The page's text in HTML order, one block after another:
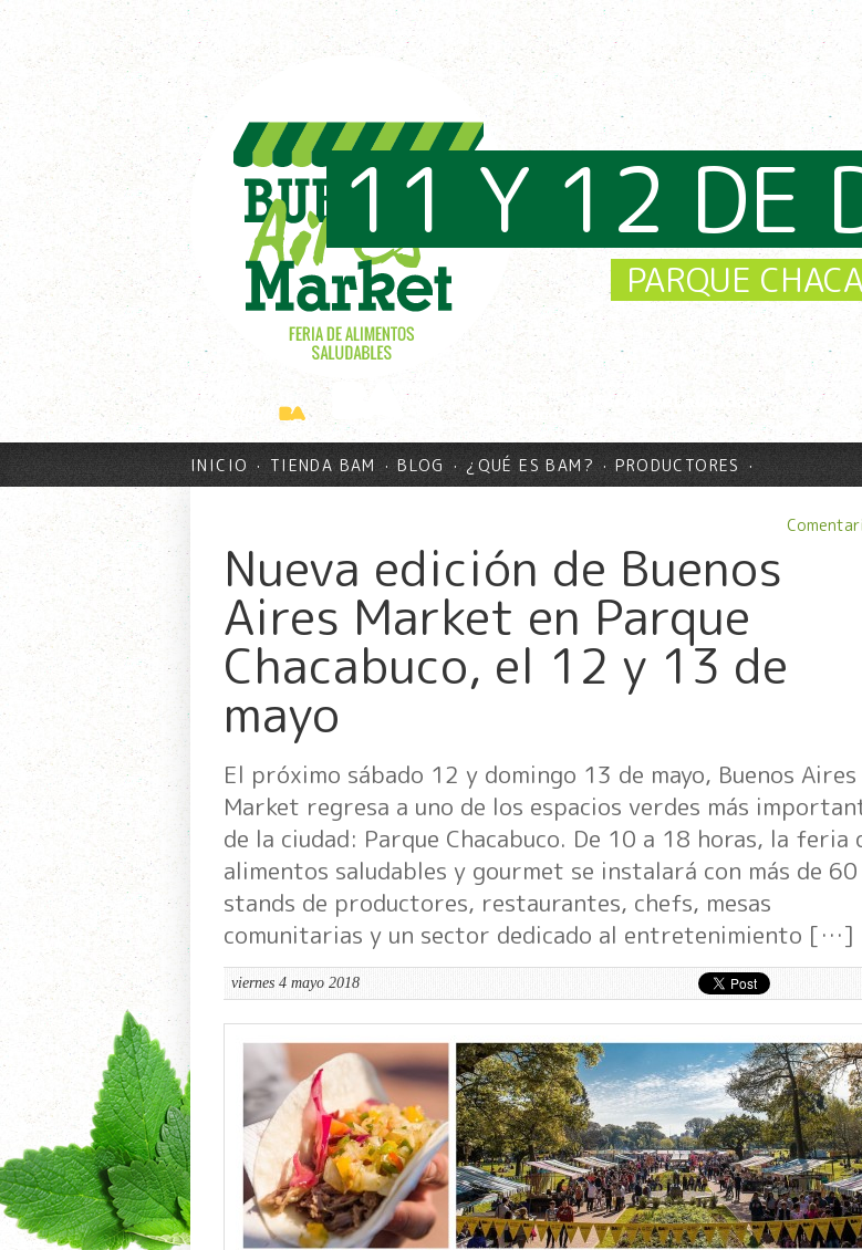
11 Y 12 DE
PARQUE
INICIO TIENDA BAM BLOG ¿QUÉ ES BAM? PRODUCTORES
Nueva edición de Buenos
Aires Market en Parque
Chacabuco, el 12 y 13 de
mayo
El próximo sábado 12 y domingo 13 de mayo, Buenos Aires
Market regresa a uno de los espacios verdes más
de la ciudad: Parque Chacabuco. De 10 a 18 horas, la feria
alimentos saludables y gourmet se instalará con más de 60
stands de productores, restaurantes, chefs, mesas
comunitarias y un sector dedicado al entretenimiento […]
viernes 4 mayo 2018